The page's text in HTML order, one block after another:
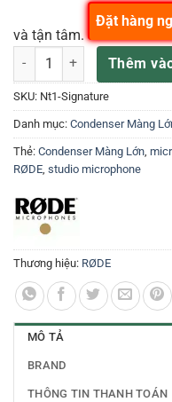
và tận tâm.
Micro thu âm RØDE NT1
Thêm
Đặt hàng
SKU: Nt1-Signature
Danh mục: Condenser Màng
Thẻ: Condenser Màng Lớn
RØDE studio microphone
Thương hiệu: RØDE
MÔ TẢ
BRAND
THÔNG TIN THANH TOÁN